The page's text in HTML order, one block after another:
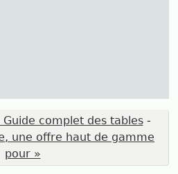
complet des tables -
une offre haut de gamme
pour »